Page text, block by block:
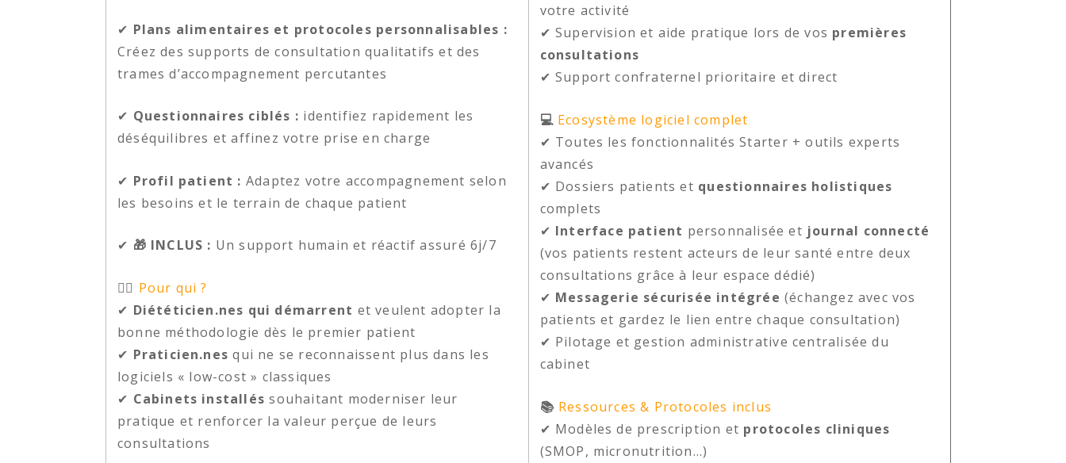
✔ Plans alimentaires et protocoles personnalisables :
Créez des supports de consultation qualitatifs et des
trames d’accompagnement percutantes
✔ Questionnaires ciblés : identifiez rapidement les
déséquilibres et affinez votre prise en charge
✔ Profil patient : Adaptez votre accompagnement selon
les besoins et le terrain de chaque patient
✔ 🎁 INCLUS : Un support humain et réactif assuré 6j/7
👩‍⚕️ Pour qui ?
✔ Diététicien.nes qui démarrent et veulent adopter la
bonne méthodologie dès le premier patient
✔ Praticien.nes qui ne se reconnaissent plus dans les
logiciels « low-cost » classiques
✔ Cabinets installés souhaitant moderniser leur
pratique et renforcer la valeur perçue de leurs
consultations
votre activité
✔ Supervision et aide pratique lors de vos premières
consultations
✔ Support confraternel prioritaire et direct
💻 Ecosystème logiciel complet
✔ Toutes les fonctionnalités Starter + outils experts
avancés
✔ Dossiers patients et questionnaires holistiques
complets
✔ Interface patient personnalisée et journal connecté
(vos patients restent acteurs de leur santé entre deux
consultations grâce à leur espace dédié)
✔ Messagerie sécurisée intégrée (échangez avec vos
patients et gardez le lien entre chaque consultation)
✔ Pilotage et gestion administrative centralisée du
cabinet
📚 Ressources & Protocoles inclus
✔ Modèles de prescription et protocoles cliniques
(SMOP, micronutrition…)